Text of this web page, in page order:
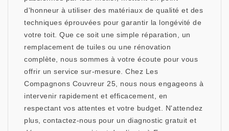
d'honneur à utiliser des matériaux de qualité et des
techniques éprouvées pour garantir la longévité de
votre toit. Que ce soit une simple réparation, un
remplacement de tuiles ou une rénovation
complète, nous sommes à votre écoute pour vous
offrir un service sur-mesure. Chez Les
Compagnons Couvreur 25, nous nous engageons à
intervenir rapidement et efficacement, en
respectant vos attentes et votre budget. N'attendez
plus, contactez-nous pour un diagnostic gratuit et